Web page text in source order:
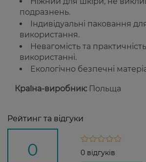
подразнень.
Індивідуальні паковання
використання.
Невагомість та
використанні.
Екологічно безпечні
Країна-виробник: Польща
Рейтинг та відгуки
0 0 відгуків